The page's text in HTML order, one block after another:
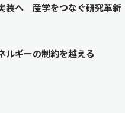
装へ 産学をつなぐ研究革新
ルギーの制約を越える